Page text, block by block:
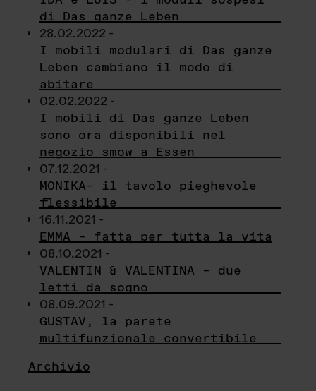
di Das ganze Leben
28.02.2022 -
I mobili modulari di Das ganze
Leben cambiano il modo di
abitare
02.02.2022 -
I mobili di Das ganze Leben
sono ora disponibili nel
negozio smow a Essen
07.12.2021 -
MONIKA– il tavolo pieghevole
flessibile
16.11.2021 -
EMMA – fatta per tutta la vita
08.10.2021 -
VALENTIN & VALENTINA – due
letti da sogno
08.09.2021 -
GUSTAV, la parete
multifunzionale convertibile
Archivio